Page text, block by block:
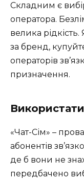
Складним є
оператора.
велика
за бренд,
операторів
призначення.
«Чат-Сім» –
абонентів
де б вони не
передбачено